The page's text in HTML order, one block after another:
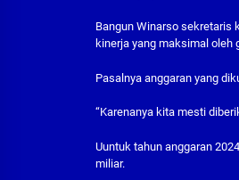
Bangun Winarso sekretaris
kinerja yang maksimal oleh
Pasalnya anggaran yang
“Karenanya kita mesti
Uuntuk tahun anggaran
miliar.